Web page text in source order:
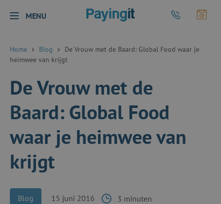
MENU Logo Payingit Bel Payingit
Home Blog
De Vrouw met de Baard: Global Food waar je
heimwee van krijgt
De Vrouw met de
Baard: Global Food
waar je heimwee van
krijgt
Blog 15 juni 2016 3 minuten